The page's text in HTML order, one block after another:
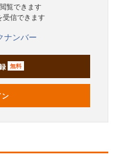
覧できます
受信できます
ナンバー
無料
ン